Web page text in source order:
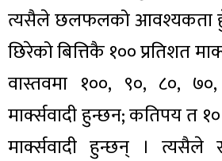
त्यसैले छलफलको आवश्यकता
छिरेको बित्तिकै १०० प्रतिशत
वास्तवमा १००, ९०, ८०,
मार्क्सवादी हुन्छन; कतिपय त १०
मार्क्सवादी हुन्छन् । त्यसैले